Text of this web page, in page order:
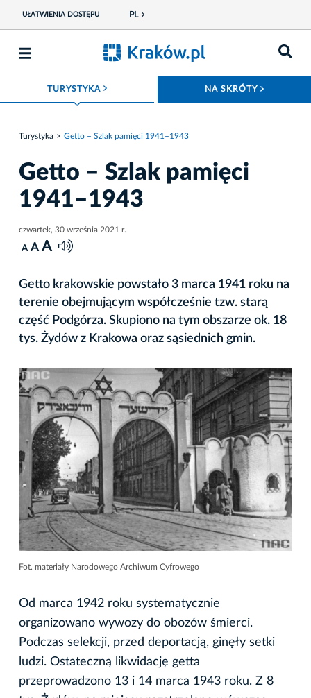
UŁATWIENIA DOSTĘPU PL
TURYSTYKA ROZWIŃ MENU NA SKRÓTY
Turystyka Getto – Szlak pamięci 1941–1943
Getto – Szlak pamięci
1941–1943
czwartek, 30 września 2021 r.
A A A
Getto krakowskie powstało 3 marca 1941 roku na
terenie obejmującym współcześnie tzw. starą
część Podgórza. Skupiono na tym obszarze ok. 18
tys. Żydów z Krakowa oraz sąsiednich gmin.
Fot. materiały Narodowego Archiwum Cyfrowego
Od marca 1942 roku systematycznie
organizowano wywozy do obozów śmierci.
Podczas selekcji, przed deportacją, ginęły setki
ludzi. Ostateczną likwidację getta
przeprowadzono 13 i 14 marca 1943 roku. Z 8